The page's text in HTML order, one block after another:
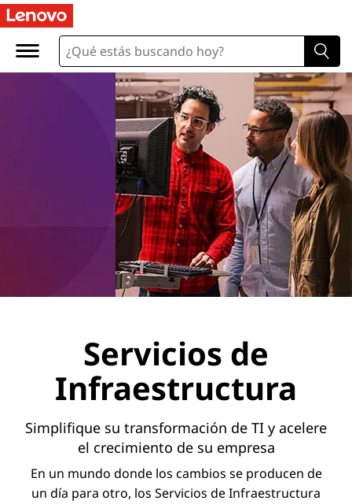
Servicios de
Infraestructura
Simplifique su transformación de TI y acelere
el crecimiento de su empresa
En un mundo donde los cambios se producen de
un día para otro, los Servicios de Infraestructura